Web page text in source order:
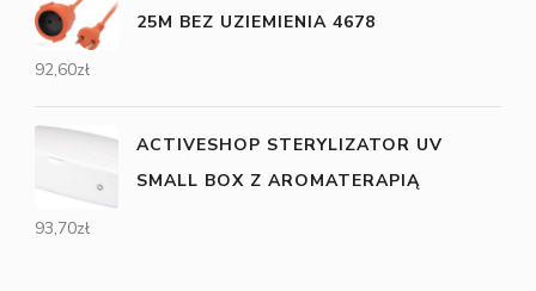
25M BEZ UZIEMIENIA 4678
92,60zł
ACTIVESHOP STERYLIZATOR UV
SMALL BOX Z AROMATERAPIĄ
93,70zł